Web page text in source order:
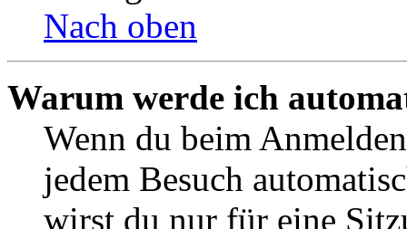
Nach oben
Warum werde ich
Wenn du beim
jedem Besuch
wirst du nur für eine